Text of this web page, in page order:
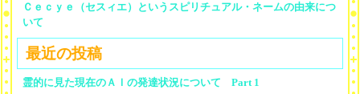
Ｃｅｃｙｅ（セスィエ）というスピリチュアル・ネームの由来につ
いて
最近の投稿
霊的に見た現在のＡＩの発達状況について Part 1